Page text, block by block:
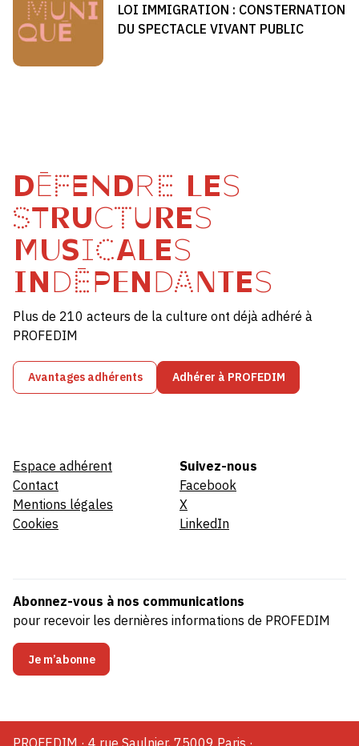
LOI IMMIGRATION : CONSTERNATION
DU SPECTACLE VIVANT PUBLIC
DÉFENDRE LES
STRUCTURES
MUSICALES
INDÉPENDANTES
Plus de 210 acteurs de la culture ont déjà adhéré à
PROFEDIM
Avantages adhérents Adhérer à PROFEDIM
Espace adhérent
Contact
Mentions légales
Cookies
Suivez-nous
Facebook
X
LinkedIn
Abonnez-vous à nos communications
pour recevoir les dernières informations de PROFEDIM
Je m’abonne